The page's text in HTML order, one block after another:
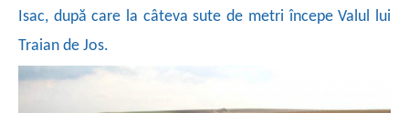
Isac, după care la câteva sute de metri începe Valul lui
Traian de Jos.